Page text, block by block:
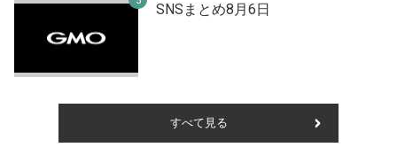
SNSまとめ8月6日
すべて見る